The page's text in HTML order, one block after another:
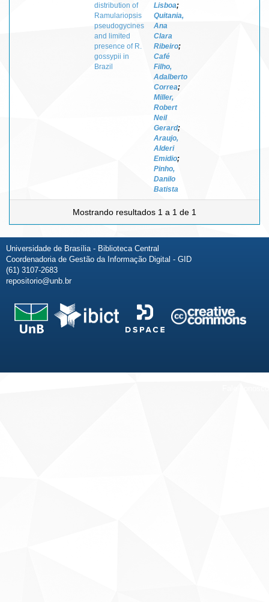
distribution of
Ramulariopsis
pseudogycines
and limited
presence of R.
gossypii in
Brazil
Lisboa;
Quitania,
Ana
Clara
Ribeiro;
Café
Filho,
Adalberto
Correa;
Miller,
Robert
Neil
Gerard;
Araujo,
Alderi
Emidio;
Pinho,
Danilo
Batista
Mostrando resultados 1 a 1 de 1
Universidade de Brasília - Biblioteca Central
Coordenadoria de Gestão da Informação Digital - GID
(61) 3107-2683
repositorio@unb.br